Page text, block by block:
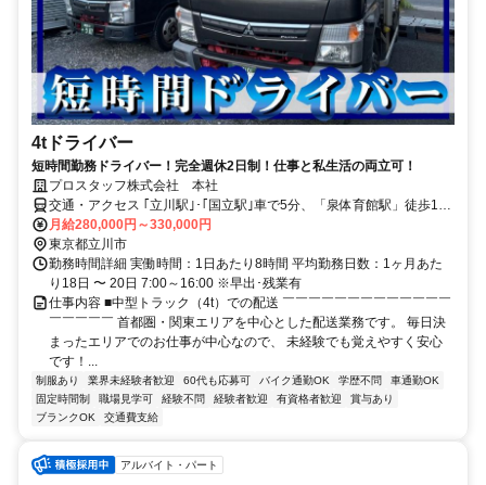
4tドライバー
短時間勤務ドライバー！完全週休2日制！仕事と私生活の両立可！
プロスタッフ株式会社 本社
交通・アクセス ｢立川駅｣･｢国立駅｣車で5分、「泉体育館駅」徒歩17
分
月給280,000円～330,000円
東京都立川市
勤務時間詳細 実働時間：1日あたり8時間 平均勤務日数：1ヶ月あた
り18日 〜 20日 7:00～16:00 ※早出･残業有
仕事内容 ■中型トラック（4t）での配送 ￣￣￣￣￣￣￣￣￣￣￣￣￣
￣￣￣￣￣ 首都圏・関東エリアを中心とした配送業務です。 毎日決
まったエリアでのお仕事が中心なので、 未経験でも覚えやすく安心
です！...
制服あり 業界未経験者歓迎 60代も応募可 バイク通勤OK 学歴不問
車通勤OK
固定時間制
職場見学可 経験不問 経験者歓迎 有資格者歓迎
賞与あり
ブランクOK
交通費支給
アルバイト・パート